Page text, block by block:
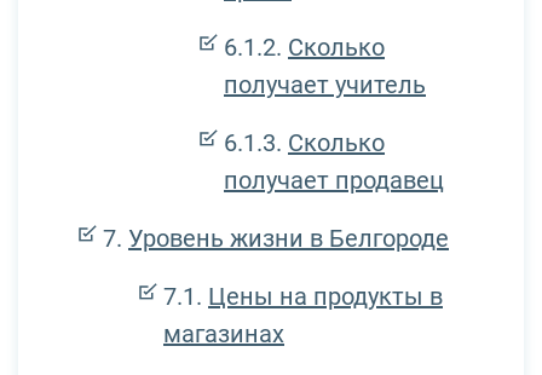
Сколько
получает учитель
Сколько
получает продавец
Уровень жизни в Белгороде
Цены на продукты в
магазинах